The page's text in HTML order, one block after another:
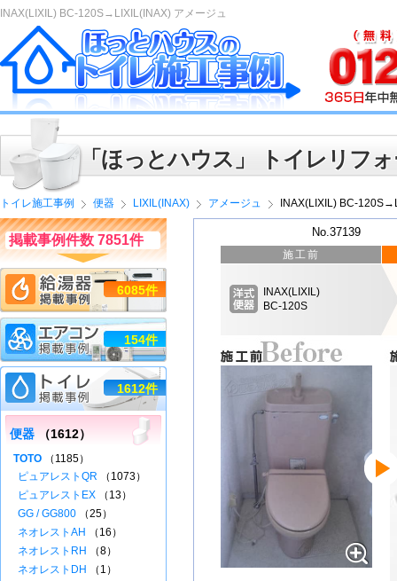
INAX(LIXIL) BC-120S→LIXIL(INAX) アメージュ
「ほっとハウス」 トイレリフ
トイレ施工事例 便器 LIXIL(INAX) アメージュ INAX(LIXIL) BC-
No.37139
施工前
INAX(LIXIL)
BC-120S
掲載事例件数 7851件
6085件
154件
1612件
便器 （1612）
TOTO （1185）
ピュアレストQR （1073）
ピュアレストEX （13）
GG / GG800 （25）
ネオレストAH
（16）
ネオレストRH
（8）
ネオレストDH
（1）